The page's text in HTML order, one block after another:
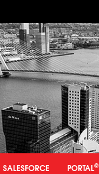
SALESFORCE PORTAL©